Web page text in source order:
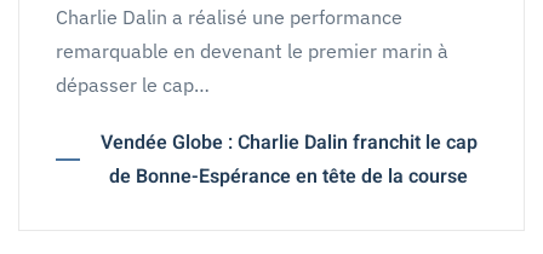
Charlie Dalin a réalisé une performance
remarquable en devenant le premier marin à
dépasser le cap…
Vendée Globe : Charlie Dalin franchit le cap
de Bonne-Espérance en tête de la course